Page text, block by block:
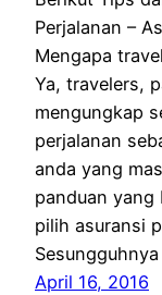
Perjalanan –
Mengapa
Ya, travelers,
mengungkap
perjalanan
anda yang
panduan yang
pilih asuransi
April 16, 2016